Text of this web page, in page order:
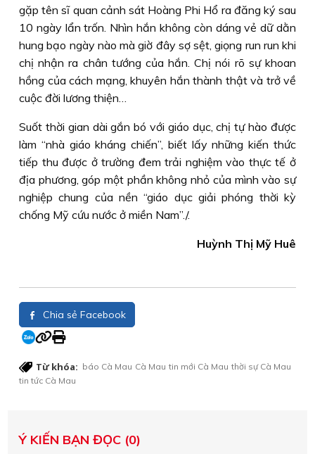
gặp tên sĩ quan cảnh sát Hoàng Phi Hổ ra đăng ký sau
10 ngày lẩn trốn. Nhìn hắn không còn dáng vẻ dữ dằn
hung bạo ngày nào mà giờ đây sợ sệt, giọng run run khi
chị nhận ra chân tướng của hắn. Chị nói rõ sự khoan
hồng của cách mạng, khuyên hắn thành thật và trở về
cuộc đời lương thiện…
Suốt thời gian dài gắn bó với giáo dục, chị tự hào được
làm “nhà giáo kháng chiến”, biết lấy những kiến thức
tiếp thu được ở trường đem trải nghiệm vào thực tế ở
địa phương, góp một phần không nhỏ của mình vào sự
nghiệp chung của nền “giáo dục giải phóng thời kỳ
chống Mỹ cứu nước ở miền Nam”./.
Huỳnh Thị Mỹ Huê
Chia sẻ Facebook
Từ khóa: báo Cà Mau Cà Mau tin mới Cà Mau thời sự Cà Mau
tin tức Cà Mau
Ý KIẾN BẠN ĐỌC (0)